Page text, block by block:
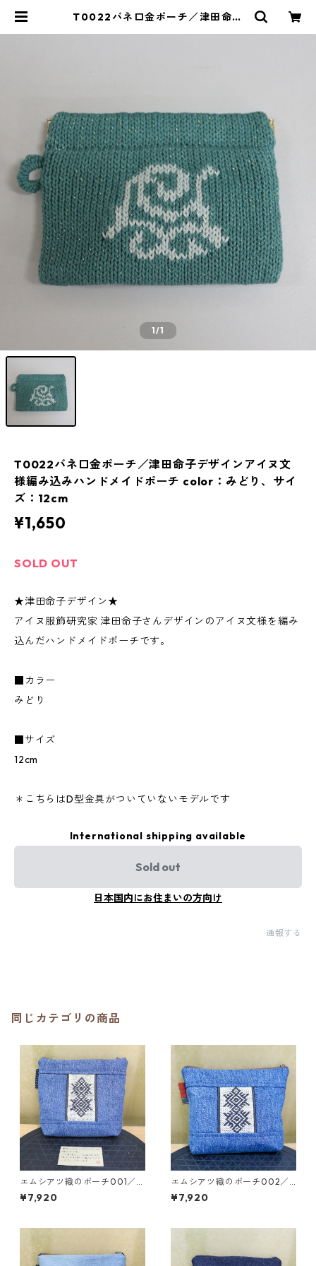
T0022バネ口金ポーチ／津田命子
1/1
T0022バネ口金ポーチ／津田命子デザインアイヌ文
様編み込みハンドメイドポーチ color：みどり、サイ
ズ：12cm
¥1,650
SOLD OUT
★津田命子デザイン★
アイヌ服飾研究家 津田命子さんデザインのアイヌ文様を編み
込んだハンドメイドポーチです。
■カラー
みどり
■サイズ
12cm
＊こちらはD型金具がついていないモデルです
International shipping available
Sold out
日本国内にお住まいの方向け
通報する
同じカテゴリの商品
エムシアツ織のポーチ001／
作：アイヌ工芸作家 平田早
苗 2024ハンドメイド作品
¥7,920
エムシアツ織のポーチ002／
作：アイヌ工芸作家 平田早
苗 2024ハンドメイド作品
¥7,920